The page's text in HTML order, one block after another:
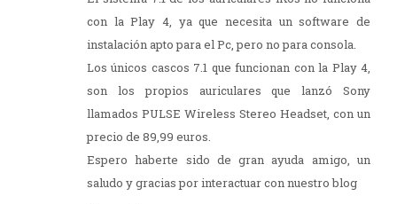
con la Play 4, ya que necesita un software de
instalación apto para el Pc, pero no para consola.
Los únicos cascos 7.1 que funcionan con la Play 4,
son los propios auriculares que lanzó Sony
llamados PULSE Wireless Stereo Headset, con un
precio de 89,99 euros.
Espero haberte sido de gran ayuda amigo, un
saludo y gracias por interactuar con nuestro blog